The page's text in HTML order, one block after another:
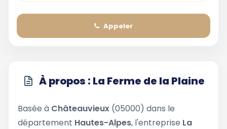
Appeler
À propos : La Ferme de la Plaine
Basée à Châteauvieux (05000) dans le
département Hautes-Alpes, l'entreprise La